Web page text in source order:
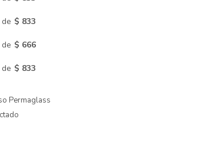
$ 833
$ 666
$ 833
Permaglass